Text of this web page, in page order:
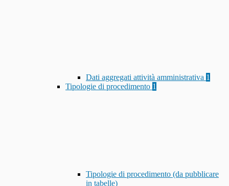
Dati aggregati attività amministrativa 1
Tipologie di procedimento 1
Tipologie di procedimento (da pubblicare
in tabelle)